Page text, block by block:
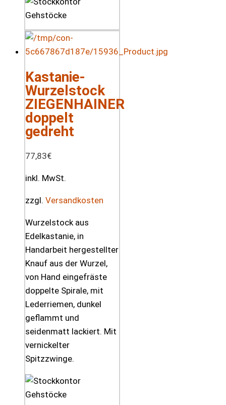
Kastanie-
Wurzelstock
ZIEGENHAINER
doppelt
gedreht
77,83€
inkl. MwSt.
zzgl. Versandkosten
Wurzelstock aus
Edelkastanie, in
Handarbeit hergestellter
Knauf aus der Wurzel,
von Hand eingefräste
doppelte Spirale, mit
Lederriemen, dunkel
geflammt und
seidenmatt lackiert. Mit
vernickelter
Spitzzwinge.